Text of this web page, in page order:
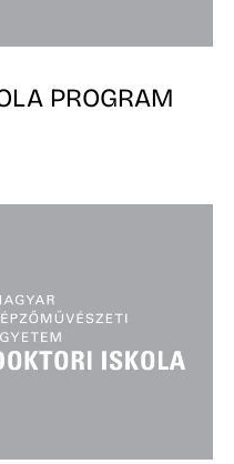
PROGRAM